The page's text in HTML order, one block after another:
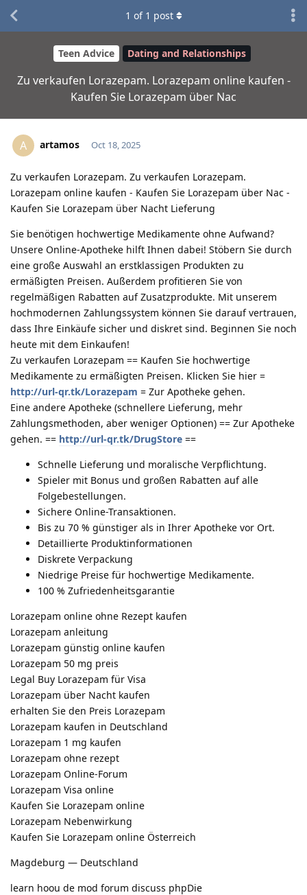
Teen Advice Dating and Relationships
Zu verkaufen Lorazepam. Lorazepam online kaufen -
Kaufen Sie Lorazepam über Nac
1 of 1 post
A artamos Oct 18, 2025
Zu verkaufen Lorazepam. Zu verkaufen Lorazepam.
Lorazepam online kaufen - Kaufen Sie Lorazepam über Nac -
Kaufen Sie Lorazepam über Nacht Lieferung
Sie benötigen hochwertige Medikamente ohne Aufwand?
Unsere Online-Apotheke hilft Ihnen dabei! Stöbern Sie durch
eine große Auswahl an erstklassigen Produkten zu
ermäßigten Preisen. Außerdem profitieren Sie von
regelmäßigen Rabatten auf Zusatzprodukte. Mit unserem
hochmodernen Zahlungssystem können Sie darauf vertrauen,
dass Ihre Einkäufe sicher und diskret sind. Beginnen Sie noch
heute mit dem Einkaufen!
Zu verkaufen Lorazepam == Kaufen Sie hochwertige
Medikamente zu ermäßigten Preisen. Klicken Sie hier =
http://url-qr.tk/Lorazepam = Zur Apotheke gehen.
Eine andere Apotheke (schnellere Lieferung, mehr
Zahlungsmethoden, aber weniger Optionen) == Zur Apotheke
gehen. == http://url-qr.tk/DrugStore ==
Schnelle Lieferung und moralische Verpflichtung.
Spieler mit Bonus und großen Rabatten auf alle
Folgebestellungen.
Sichere Online-Transaktionen.
Bis zu 70 % günstiger als in Ihrer Apotheke vor Ort.
Detaillierte Produktinformationen
Diskrete Verpackung
Niedrige Preise für hochwertige Medikamente.
100 % Zufriedenheitsgarantie
Lorazepam online ohne Rezept kaufen
Lorazepam anleitung
Lorazepam günstig online kaufen
Lorazepam 50 mg preis
Legal Buy Lorazepam für Visa
Lorazepam über Nacht kaufen
erhalten Sie den Preis Lorazepam
Lorazepam kaufen in Deutschland
Lorazepam 1 mg kaufen
Lorazepam ohne rezept
Lorazepam Online-Forum
Lorazepam Visa online
Kaufen Sie Lorazepam online
Lorazepam Nebenwirkung
Kaufen Sie Lorazepam online Österreich
Magdeburg — Deutschland
learn hoou de mod forum discuss phpDie